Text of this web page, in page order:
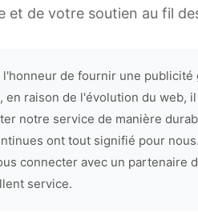
et de votre soutien au fil
l'honneur de fournir une
raison de l'évolution du web,
notre service de manière
ont tout signifié pour
connecter avec un partenaire
service.